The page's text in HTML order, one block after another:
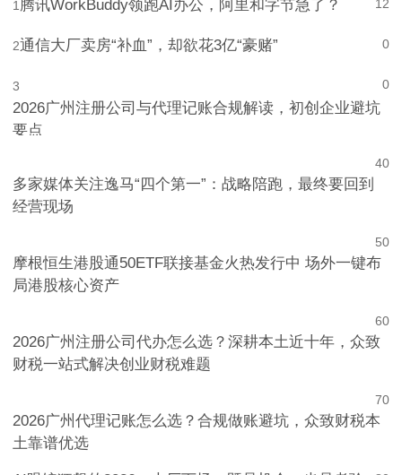
12
1腾讯WorkBuddy领跑AI办公，阿里和字节急了？
0
2通信大厂卖房“补血”，却欲花3亿“豪赌”
0
3
2026广州注册公司与代理记账合规解读，初创企业避坑
要点
0
4
多家媒体关注逸马“四个第一”：战略陪跑，最终要回到
经营现场
0
5
摩根恒生港股通50ETF联接基金火热发行中 场外一键布
局港股核心资产
0
6
2026广州注册公司代办怎么选？深耕本土近十年，众致
财税一站式解决创业财税难题
0
7
2026广州代理记账怎么选？合规做账避坑，众致财税本
土靠谱优选